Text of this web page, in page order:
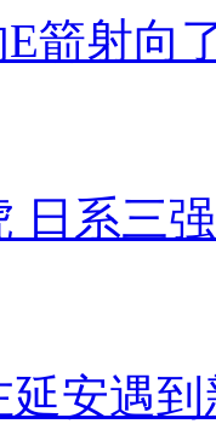
箭射向
日系三
安遇